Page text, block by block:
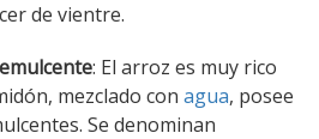
de vientre.
: El arroz es muy rico
mezclado con agua, posee
Se denominan